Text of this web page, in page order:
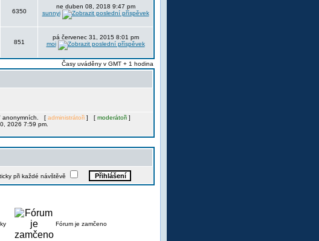
6350
ne duben 08, 2018 9:47 pm
sunnyi
851
pá červenec 31, 2015 8:01 pm
moi
Časy uváděny v GMT + 1 hodina
anonymních. [ administrátoři ] [ moderátoři ]
2026 7:59 pm.
při každé návštěvě
Fórum je zamčeno